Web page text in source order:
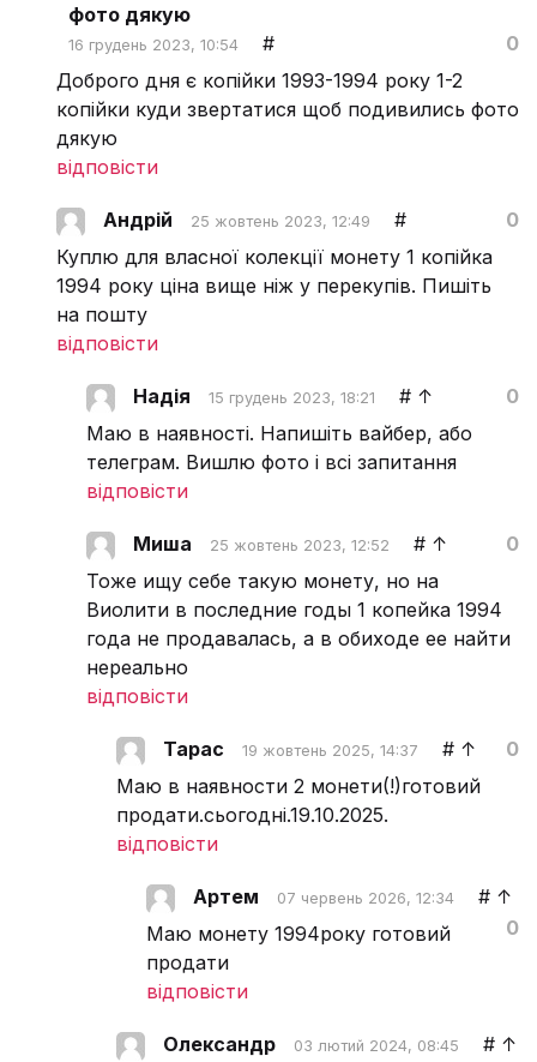
фото дякую
16 грудень 2023, 10:54 #
0
Доброго дня є копійки 1993-1994 року 1-2
копійки куди звертатися щоб подивились фото
дякую
відповісти
Андрій 25 жовтень 2023, 12:49 #
0
Куплю для власної колекції монету 1 копійка
1994 року ціна вище ніж у перекупів. Пишіть
на пошту
відповісти
Надія 15 грудень 2023, 18:21 # ↑
0
Маю в наявності. Напишіть вайбер, або
телеграм. Вишлю фото і всі запитання
відповісти
Миша 25 жовтень 2023, 12:52 # ↑
0
Тоже ищу себе такую монету, но на
Виолити в последние годы 1 копейка 1994
года не продавалась, а в обиходе ее найти
нереально
відповісти
Тарас 19 жовтень 2025, 14:37 # ↑
0
Маю в наявности 2 монети(!)готовий
продати.сьогодні.19.10.2025.
відповісти
Артем 07 червень 2026, 12:34 # ↑
0
Маю монету 1994року готовий
продати
відповісти
Олександр 03 лютий 2024, 08:45 # ↑